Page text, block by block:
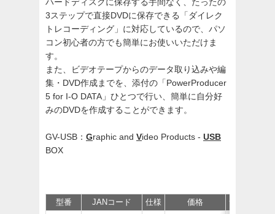
3ステップで直接DVDに保存できる「ダイレク
トレコーディング」に対応しているので、パソ
コン初心者の方でも簡単にお使いいただけま
す。
また、ビデオテープからのデータ取り込みや編
集・DVD作成までを、添付の「PowerProducer
5 for I-O DATA」ひとつで行い、簡単に自分好
みのDVDを作成することができます。
GV-USB： Graphic and Video Products - USB
BOX
型番 JANコード 仕様 価格
サポート/取